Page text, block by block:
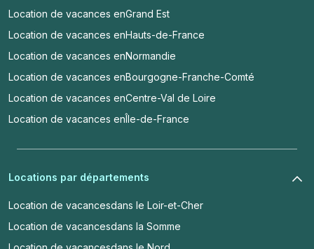
Location de vacances enGrand Est
Location de vacances enHauts-de-France
Location de vacances enNormandie
Location de vacances enBourgogne-Franche-Comté
Location de vacances enCentre-Val de Loire
Location de vacances enÎle-de-France
Locations par départements
Location de vacancesdans le Loir-et-Cher
Location de vacancesdans la Somme